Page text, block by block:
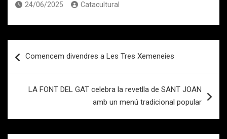
24/06/2025 Catacultural
de
Comencem divendres a Les Tres Xemeneies
LA FONT DEL GAT celebra la revetlla de SANT JOAN
amb un menú tradicional popular